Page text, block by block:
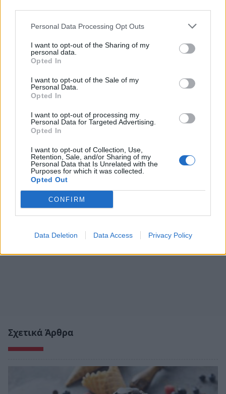
Personal Data Processing Opt Outs
I want to opt-out of the Sharing of my
personal data.
Opted In
I want to opt-out of the Sale of my
Personal Data.
Opted In
I want to opt-out of processing my
Personal Data for Targeted Advertising.
Opted In
I want to opt-out of Collection, Use,
Retention, Sale, and/or Sharing of my
Personal Data that Is Unrelated with the
Purposes for which it was collected.
Opted Out
CONFIRM
Data Deletion Data Access Privacy Policy
Σχετικά Άρθρα